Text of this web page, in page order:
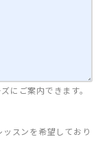
にご案内できます。
スンを希望しており